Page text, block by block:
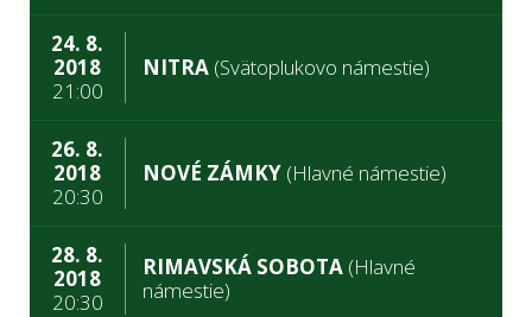
24. 8.
2018
21:00
NITRA (Svätoplukovo námestie)
26. 8.
2018
20:30
NOVÉ ZÁMKY (Hlavné námestie)
28. 8.
2018
20:30
RIMAVSKÁ SOBOTA (Hlavné
námestie)